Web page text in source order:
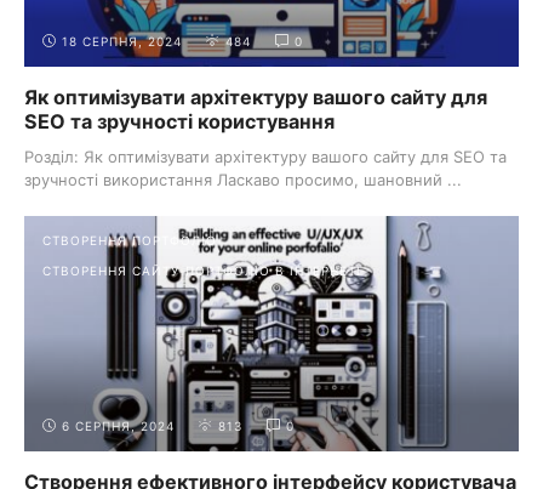
18 СЕРПНЯ, 2024 484 0
Як оптимізувати архітектуру вашого сайту для
SEO та зручності користування
Розділ: Як оптимізувати архітектуру вашого сайту для SEO та
зручності використання Ласкаво просимо, шановний ...
СТВОРЕННЯ ПОРТФОЛІО
СТВОРЕННЯ САЙТУ-ПОРТФОЛІО В ІНТЕРНЕТІ
6 СЕРПНЯ, 2024 813 0
Створення ефективного інтерфейсу користувача